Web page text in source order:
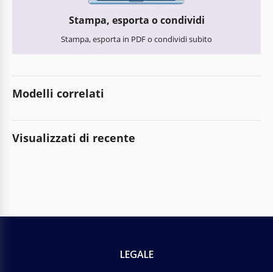
Stampa, esporta o condividi
Stampa, esporta in PDF o condividi subito
Modelli correlati
Visualizzati di recente
LEGALE